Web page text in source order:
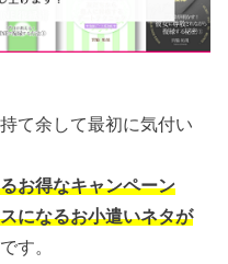
て余して最初に気付い
お得なキャンペーン
になるお小遣いネタが
す。